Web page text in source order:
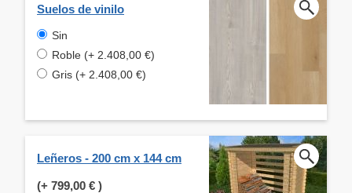
Suelos de vinilo
Sin
Roble (+ 2.408,00 €)
Gris (+ 2.408,00 €)
Leñeros - 200 cm x 144 cm
(+ 799,00 € )